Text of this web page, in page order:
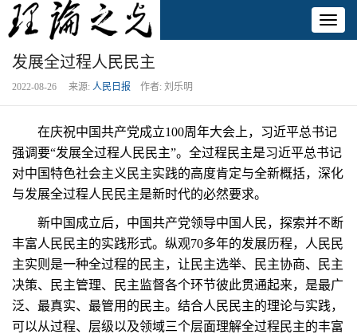
发展全过程人民民主
2022-08-26 来源: 人民日报 作者: 刘乐明
在庆祝中国共产党成立100周年大会上，习近平总书记
强调要“发展全过程人民民主”。全过程民主是习近平总书记
对中国特色社会主义民主实践的高度肯定与全新概括，深化
与发展全过程人民民主是新时代的必然要求。
新中国成立后，中国共产党领导中国人民，探索并不断
丰富人民民主的实践形式。纵观70多年的发展历程，人民民
主实则是一种全过程的民主，让民主选举、民主协商、民主
决策、民主管理、民主监督各个环节彼此贯通起来，是最广
泛、最真实、最管用的民主。结合人民民主的理论与实践，
可以从过程、层级以及领域三个层面理解全过程民主的丰富